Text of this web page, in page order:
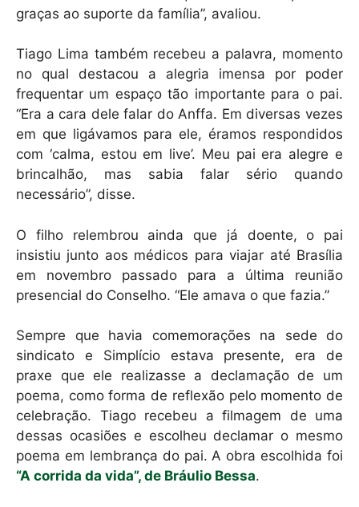
graças ao suporte da família”, avaliou.
Tiago Lima também recebeu a palavra, momento
no qual destacou a alegria imensa por poder
frequentar um espaço tão importante para o pai.
“Era a cara dele falar do Anffa. Em diversas vezes
em que ligávamos para ele, éramos respondidos
com ‘calma, estou em live’. Meu pai era alegre e
brincalhão, mas sabia falar sério quando
necessário”, disse.
O filho relembrou ainda que já doente, o pai
insistiu junto aos médicos para viajar até Brasília
em novembro passado para a última reunião
presencial do Conselho. “Ele amava o que fazia.”
Sempre que havia comemorações na sede do
sindicato e Simplício estava presente, era de
praxe que ele realizasse a declamação de um
poema, como forma de reflexão pelo momento de
celebração. Tiago recebeu a filmagem de uma
dessas ocasiões e escolheu declamar o mesmo
poema em lembrança do pai. A obra escolhida foi
“A corrida da vida”, de Bráulio Bessa.